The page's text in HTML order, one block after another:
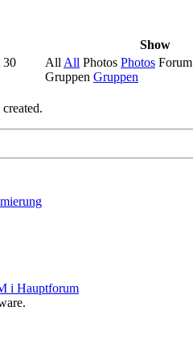
Show
30
All All Photos Photos Forum
Gruppen Gruppen
i Hauptforum